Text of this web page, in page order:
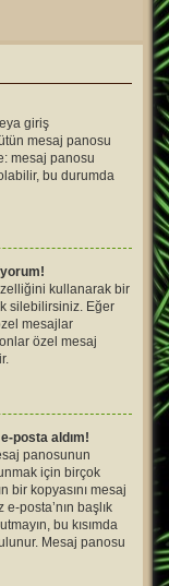
giriş
mesaj panosu
mesaj panosu
bu durumda
kullanarak bir
silebilirsiniz. Eğer
mesajlar
özel mesaj
posta aldım!
panosunun
için birçok
bir kopyasını mesaj
posta’nın başlık
bu kısımda
Mesaj panosu